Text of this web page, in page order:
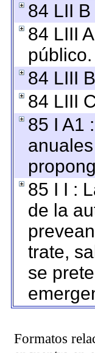
84 LII
84 LIII
público.
84 LIII
84 LIII
85 I A1
85 I I :
de la
trate,
se
Formatos